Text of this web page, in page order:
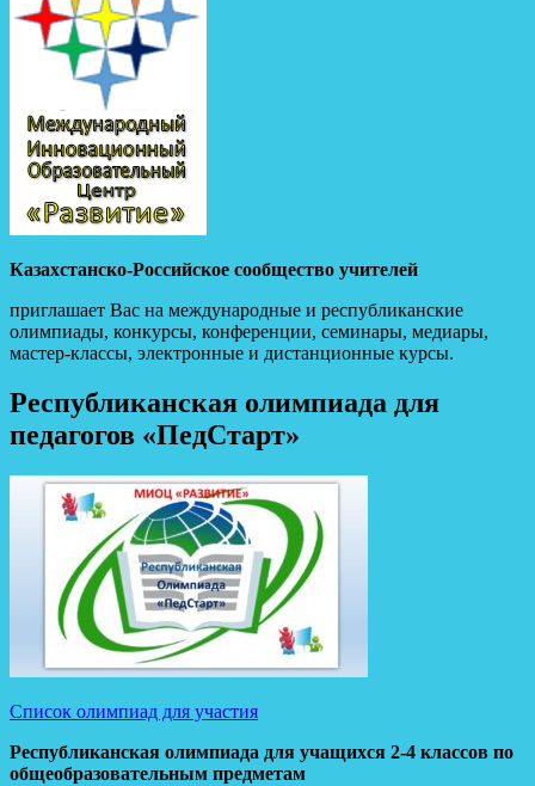
Казахстанско-Российское сообщество учителей
приглашает Вас на международные и республиканские
олимпиады, конкурсы, конференции, семинары, медиары,
мастер-классы, электронные и дистанционные курсы.
Республиканская олимпиада для
педагогов «ПедСтарт»
Список олимпиад для участия
Республиканская олимпиада для учащихся 2-4 классов по
общеобразовательным предметам